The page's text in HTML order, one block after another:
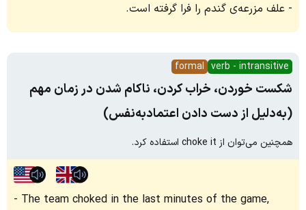
علف مزرعه‌ی گندم را فرا گرفته است.
verb - intransitive
formal
شکست خوردن، خراب کردن، ناکام شدن در زمان مهم
(به‌دلیل از دست دادن اعتمادبه‌نفس)
همچنین می‌توان از choke it استفاده کرد.
The team choked in the last minutes of the game,